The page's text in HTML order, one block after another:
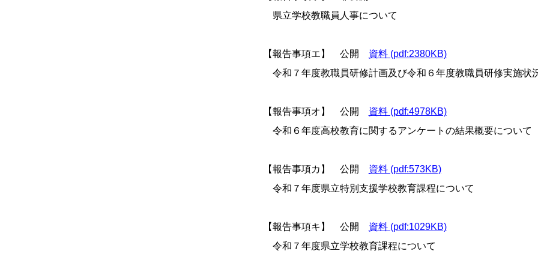
県立学校教職員人事について
【報告事項エ】 公開 資料 (pdf:2380KB)
令和７年度教職員研修計画及び令和６年度教職員研修実施状
【報告事項オ】 公開 資料 (pdf:4978KB)
令和６年度高校教育に関するアンケートの結果概要について
【報告事項カ】 公開 資料 (pdf:573KB)
令和７年度県立特別支援学校教育課程について
【報告事項キ】 公開 資料 (pdf:1029KB)
令和７年度県立学校教育課程について